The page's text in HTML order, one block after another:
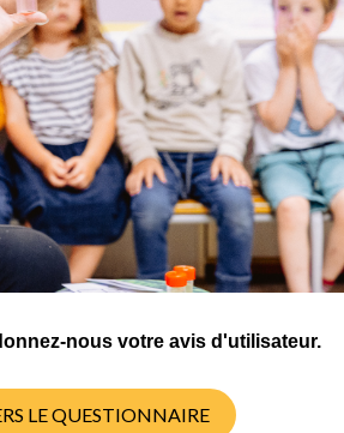
réparer leur coquille ?
la coquille cassée avec du scotch
d'œufs dans le terrarium (les
C'est la "peau" du limaçon (partie de
plumes.
nous votre avis d'utilisateur.
LE QUESTIONNAIRE